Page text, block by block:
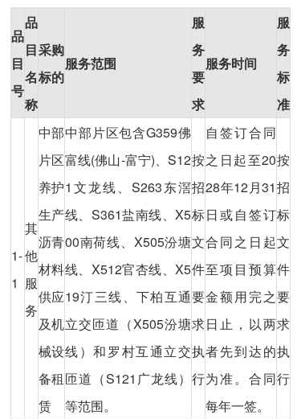
品
目
号
品
目
名
称
采购
标的
服务范围
服
务
要
求
服务时间
服
务
标
准
1-
1
其
他
服
务
中部
片区
养护
生产
沥青
材料
供应
及机
械设
备租
赁
中部片区包含G359佛
富线(佛山-富宁)、S12
1文龙线、S263东滘
线、S361盐南线、X5
00南荷线、X505汾塘
线、X512官杏线、X5
19汀三线、下柏互通
立交匝道（X505汾塘
线）和罗村互通立交
匝道（S121广龙线）
等范围。
按
招
标
文
件
要
求
执
行
自签订合同
之日起至20
28年12月31
日或自签订
合同之日起
至项目预算
金额用完之
日止，以两
者先到达的
为准。合同
每年一签。
按
招
标
文
件
要
求
执
行